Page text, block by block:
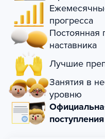
прогресса
Постоянная
наставника
Лучшие
Занятия в
уровню